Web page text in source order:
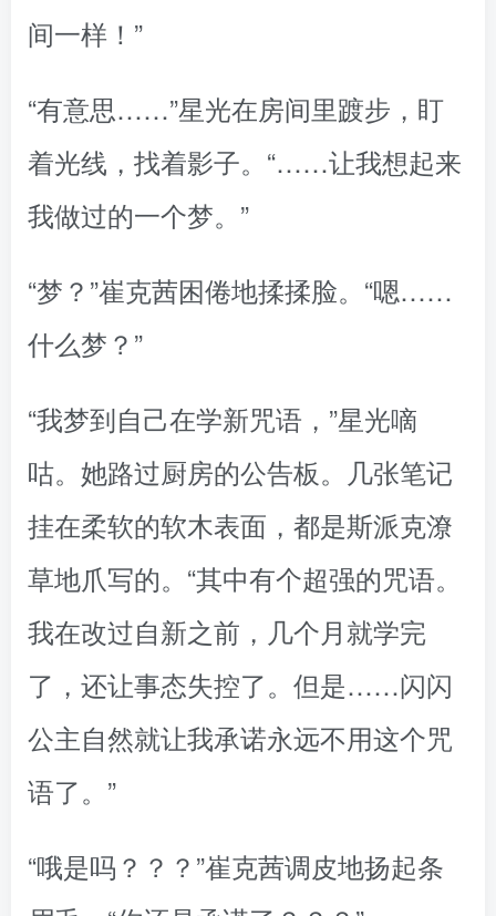
间一样！”
“有意思……”星光在房间里踱步，盯
着光线，找着影子。“……让我想起来
我做过的一个梦。”
“梦？”崔克茜困倦地揉揉脸。“嗯……
什么梦？”
“我梦到自己在学新咒语，”星光嘀
咕。她路过厨房的公告板。几张笔记
挂在柔软的软木表面，都是斯派克潦
草地爪写的。“其中有个超强的咒语。
我在改过自新之前，几个月就学完
了，还让事态失控了。但是……闪闪
公主自然就让我承诺永远不用这个咒
语了。”
“哦是吗？？？”崔克茜调皮地扬起条